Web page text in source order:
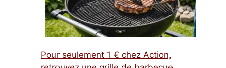
Pour seulement 1 € chez Action,